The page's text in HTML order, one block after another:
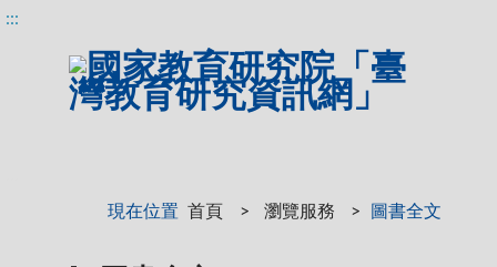
:::
現在位置 首頁 瀏覽服務 圖書全文